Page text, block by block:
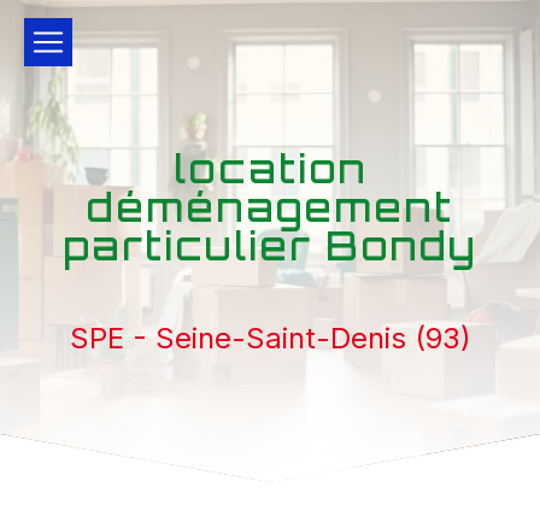
location
déménagement
particulier Bondy
SPE - Seine-Saint-Denis (93)
Panneau de gestion des cookies